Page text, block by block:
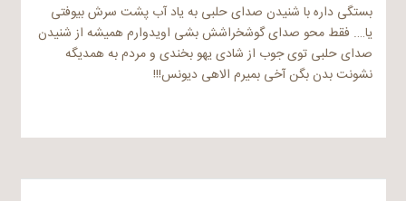
بستگی داره با شنیدن صدای حلبی به یاد آب پشت سرش بیوفتی
یا…. فقط محو صدای گوشخراشش بشی اویدوارم همیشه از شنیدن
صدای حلبی توی جوب از شادی یهو بخندی و مردم به همدیگه
نشونت بدن بگن آخی بمیرم الاهی دیونس!!!